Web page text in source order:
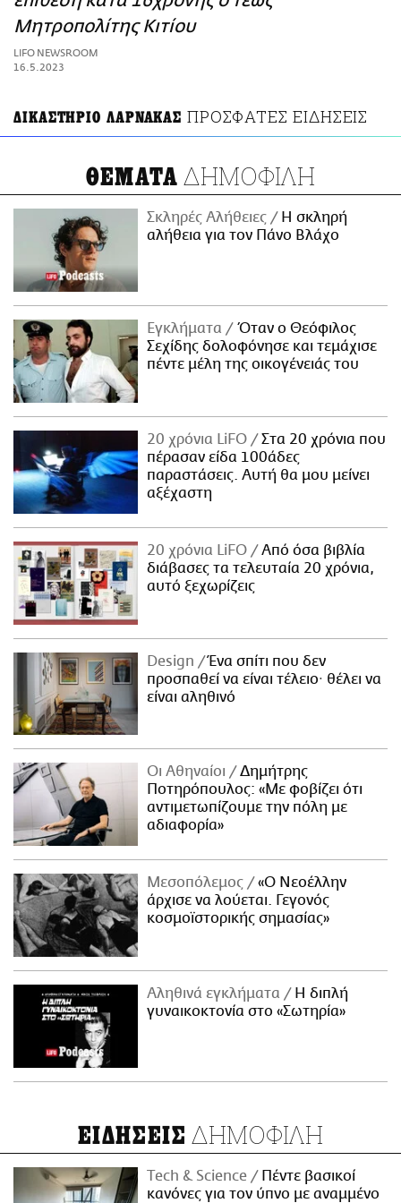
ΑΜΠΑ
PRINT
Μητροπολίτης Κιτίου
LIFO NEWSROOM
16.5.2023
ΔΙΚΑΣΤΗΡΙΟ ΛΑΡΝΑΚΑΣ ΠΡΟΣΦΑΤΕΣ ΕΙΔΗΣΕΙΣ
ΘΕΜΑΤΑ ΔΗΜΟΦΙΛΗ
Σκληρές Αλήθειες
H σκληρή
αλήθεια για τον Πάνο Βλάχο
Εγκλήματα
Όταν ο Θεόφιλος
Σεχίδης δολοφόνησε και τεμάχισε
πέντε μέλη της οικογένειάς του
20 χρόνια LiFO
Στα 20 χρόνια που
πέρασαν είδα 100άδες
παραστάσεις. Αυτή θα μου μείνει
αξέχαστη
20 χρόνια LiFO
Από όσα βιβλία
διάβασες τα τελευταία 20 χρόνια,
αυτό ξεχωρίζεις
Design
Ένα σπίτι που δεν
προσπαθεί να είναι τέλειο· θέλει να
είναι αληθινό
Οι Αθηναίοι
Δημήτρης
Ποτηρόπουλος: «Με φοβίζει ότι
αντιμετωπίζουμε την πόλη με
αδιαφορία»
Μεσοπόλεμος
«Ο Νεοέλλην
άρχισε να λούεται. Γεγονός
κοσμοϊστορικής σημασίας»
Αληθινά εγκλήματα
Η διπλή
γυναικοκτονία στο «Σωτηρία»
ΕΙΔΗΣΕΙΣ ΔΗΜΟΦΙΛΗ
Τech & Science
Πέντε βασικοί
κανόνες για τον ύπνο με αναμμένο